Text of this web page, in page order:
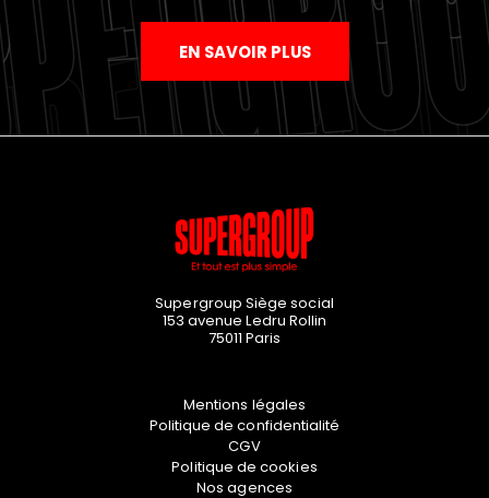
EN SAVOIR PLUS
Supergroup Siège social
153 avenue Ledru Rollin
75011 Paris
Mentions légales
Politique de confidentialité
CGV
Politique de cookies
Nos agences